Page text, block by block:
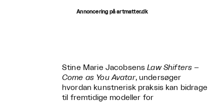
Annoncering på artmatter.dk
Stine Marie JacobsensLaw Shifters –
Come as You Avatar, undersøger
hvordan kunstnerisk praksis kan bidrage
til fremtidige modeller for